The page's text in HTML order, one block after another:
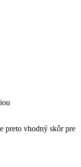
preto vhodný skôr pre